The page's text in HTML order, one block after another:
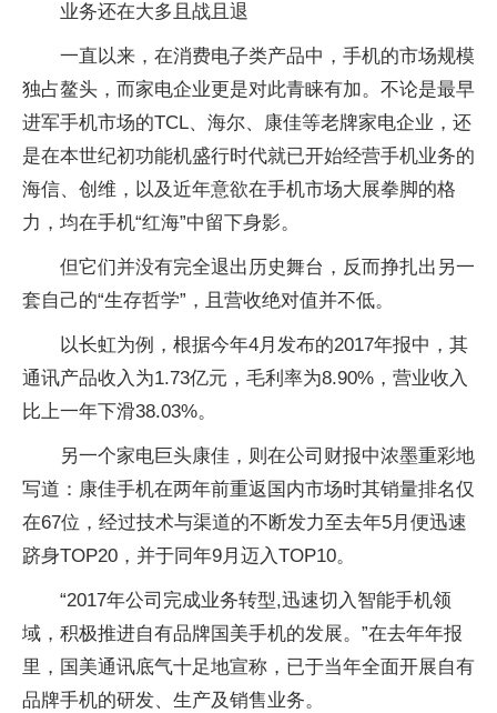
业务还在大多且战且退
一直以来，在消费电子类产品中，手机的市场规模
独占鳌头，而家电企业更是对此青睐有加。不论是最早
进军手机市场的TCL、海尔、康佳等老牌家电企业，还
是在本世纪初功能机盛行时代就已开始经营手机业务的
海信、创维，以及近年意欲在手机市场大展拳脚的格
力，均在手机“红海”中留下身影。
但它们并没有完全退出历史舞台，反而挣扎出另一
套自己的“生存哲学”，且营收绝对值并不低。
以长虹为例，根据今年4月发布的2017年报中，其
通讯产品收入为1.73亿元，毛利率为8.90%，营业收入
比上一年下滑38.03%。
另一个家电巨头康佳，则在公司财报中浓墨重彩地
写道：康佳手机在两年前重返国内市场时其销量排名仅
在67位，经过技术与渠道的不断发力至去年5月便迅速
跻身TOP20，并于同年9月迈入TOP10。
“2017年公司完成业务转型,迅速切入智能手机领
域，积极推进自有品牌国美手机的发展。”在去年年报
里，国美通讯底气十足地宣称，已于当年全面开展自有
品牌手机的研发、生产及销售业务。